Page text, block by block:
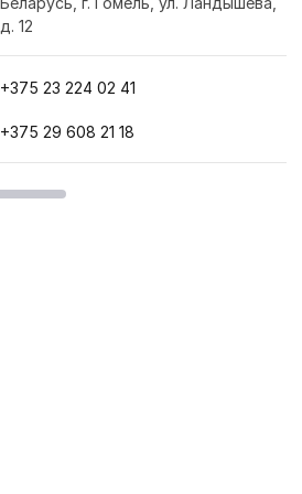
д. 12
+375 23 224 02 41
+375 29 608 21 18